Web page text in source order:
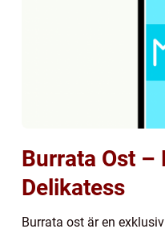
Burrata Ost –
Delikatess
Burrata ost är en